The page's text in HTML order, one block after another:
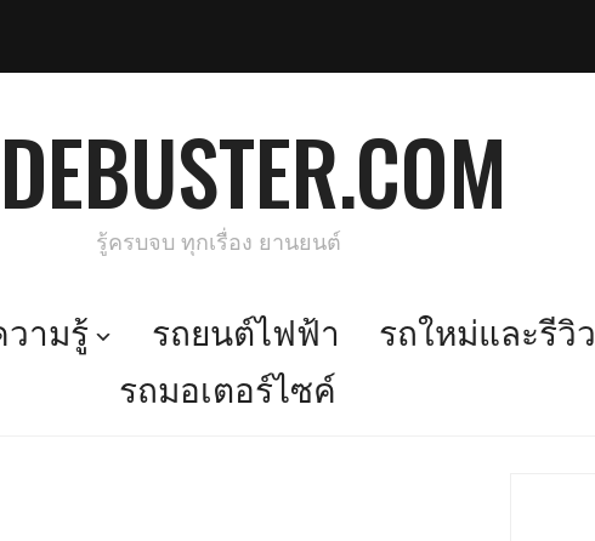
รู้ครบจบ ทุกเรื่อง ยานยนต์
ามรู้ รถยนต์ไฟฟ้า รถใหม่และรีวิว
รถมอเตอร์ไซค์